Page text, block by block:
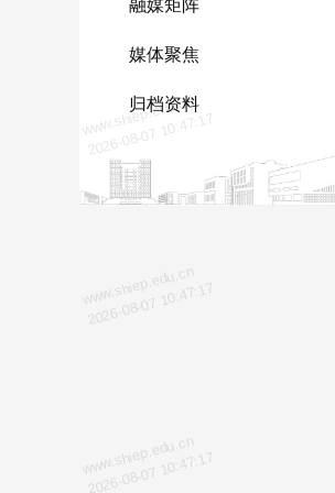
www.shiep.edu.cn
2026-08-07 10:47:17
www.shiep.edu.cn
2026-08-07 10:47:17
www.shiep.edu.cn
2026-08-07 10:47:17
融媒矩阵
媒体聚焦
归档资料